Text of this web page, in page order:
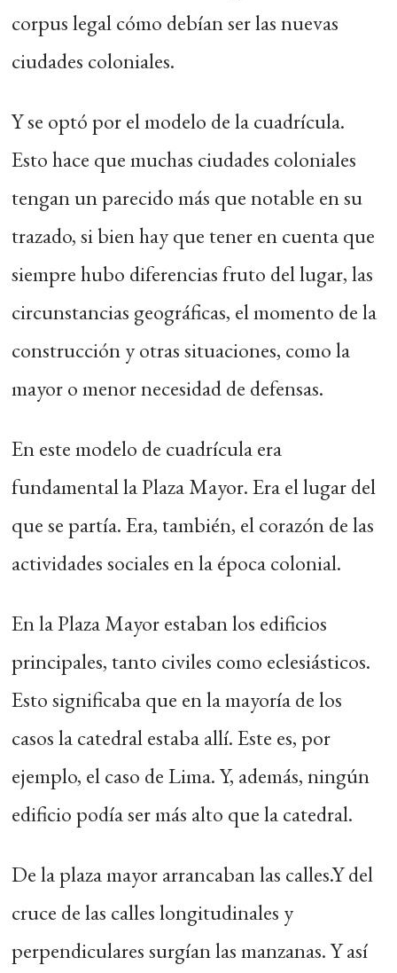
corpus legal cómo debían ser las nuevas
ciudades coloniales.
Y se optó por el modelo de la cuadrícula.
Esto hace que muchas ciudades coloniales
tengan un parecido más que notable en su
trazado, si bien hay que tener en cuenta que
siempre hubo diferencias fruto del lugar, las
circunstancias geográficas, el momento de la
construcción y otras situaciones, como la
mayor o menor necesidad de defensas.
En este modelo de cuadrícula era
fundamental la Plaza Mayor. Era el lugar del
que se partía. Era, también, el corazón de las
actividades sociales en la época colonial.
En la Plaza Mayor estaban los edificios
principales, tanto civiles como eclesiásticos.
Esto significaba que en la mayoría de los
casos la catedral estaba allí. Este es, por
ejemplo, el caso de Lima. Y, además, ningún
edificio podía ser más alto que la catedral.
De la plaza mayor arrancaban las calles.Y del
cruce de las calles longitudinales y
perpendiculares surgían las manzanas. Y así